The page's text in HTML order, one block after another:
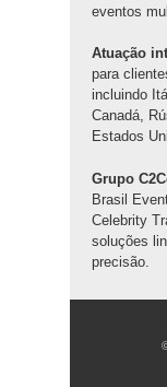
eventos
Atuação
para
incluindo
Canadá,
Estados
Grupo
Brasil
Celebrity
soluções
precisão.